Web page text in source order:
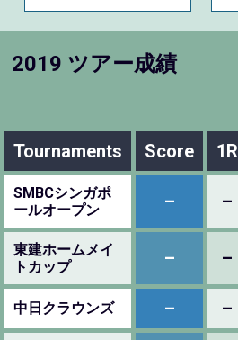
2019 ツアー成績
Tournaments Score 1R
SMBCシンガポ
ールオープン
– –
東建ホームメイ
トカップ
– –
中日クラウンズ – –